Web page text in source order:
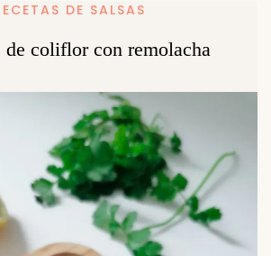
DE SALSAS
de coliflor con remolacha